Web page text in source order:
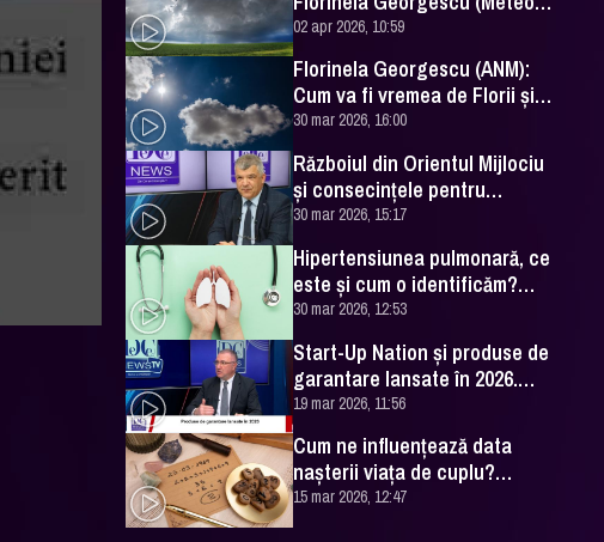
România) a făcut prognoza
02 apr 2026, 10:59
Florinela Georgescu (ANM):
Cum va fi vremea de Florii și
de Paște 2026
30 mar 2026, 16:00
Războiul din Orientul Mijlociu
și consecințele pentru
România. Excelența Sa Ovidiu
Dranga, interviu
30 mar 2026, 15:17
Hipertensiunea pulmonară, ce
este și cum o identificăm?
Explicațiile unui medic
specialist
30 mar 2026, 12:53
Start-Up Nation și produse de
garantare lansate în 2026.
Cătălin Leonte (FNGCIMM), la
DC News
19 mar 2026, 11:56
Cum ne influențează data
nașterii viața de cuplu?
Numerologul Romeo Popescu
are explicațiile
15 mar 2026, 12:47